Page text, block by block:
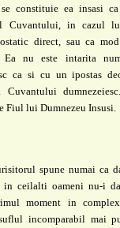
constituie ea insasi
Cuvantului, in cazul
direct, sau ca
Ea nu este intarita
ca si cu un ipostas
Cuvantului
Fiul lui Dumnezeu Insusi.
spune numai ca
in ceilalti oameni nu-i
moment in
incomparabil mai